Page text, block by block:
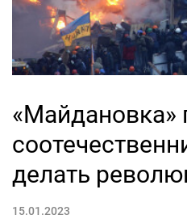
«Майдановка»
делать
15.01.2023